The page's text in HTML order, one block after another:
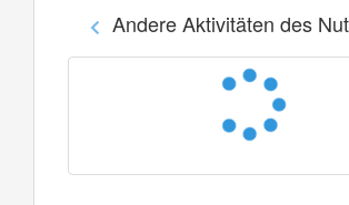
Andere Aktivitäten des